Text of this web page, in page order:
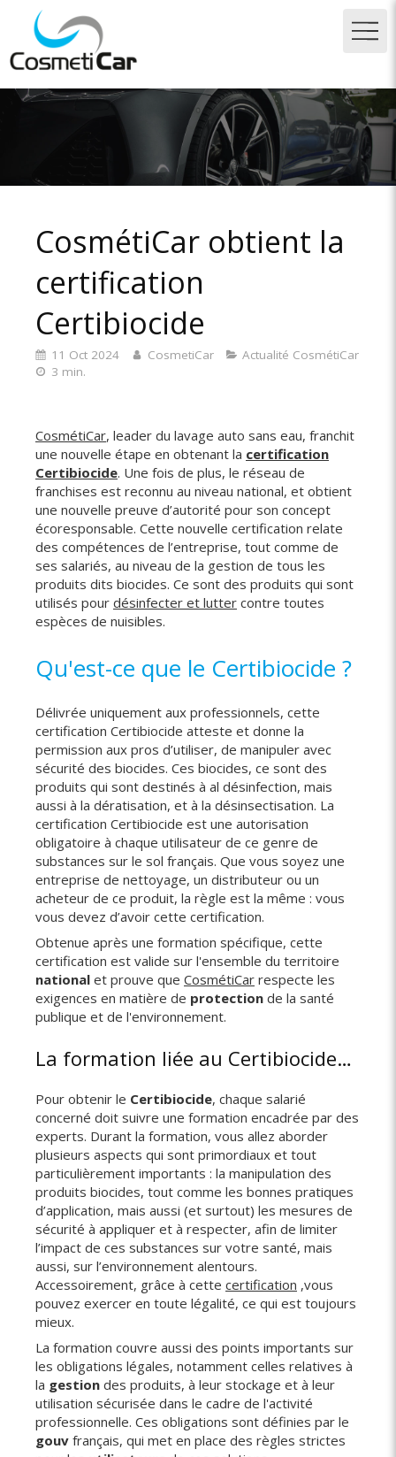
CosmétiCar obtient la
certification
Certibiocide
11 Oct 2024 CosmetiCar
Actualité CosmétiCar
3 min.
CosmétiCar, leader du lavage auto sans eau, franchit
une nouvelle étape en obtenant la certification
Certibiocide. Une fois de plus, le réseau de
franchises est reconnu au niveau national, et obtient
une nouvelle preuve d’autorité pour son concept
écoresponsable. Cette nouvelle certification relate
des compétences de l’entreprise, tout comme de
ses salariés, au niveau de la gestion de tous les
produits dits biocides. Ce sont des produits qui sont
utilisés pour désinfecter et lutter contre toutes
espèces de nuisibles.
Qu'est-ce que le Certibiocide ?
Délivrée uniquement aux professionnels, cette
certification Certibiocide atteste et donne la
permission aux pros d’utiliser, de manipuler avec
sécurité des biocides. Ces biocides, ce sont des
produits qui sont destinés à al désinfection, mais
aussi à la dératisation, et à la désinsectisation. La
certification Certibiocide est une autorisation
obligatoire à chaque utilisateur de ce genre de
substances sur le sol français. Que vous soyez une
entreprise de nettoyage, un distributeur ou un
acheteur de ce produit, la règle est la même : vous
vous devez d’avoir cette certification.
Obtenue après une formation spécifique, cette
certification est valide sur l'ensemble du territoire
national et prouve que CosmétiCar respecte les
exigences en matière de protection de la santé
publique et de l'environnement.
La formation liée au Certibiocide…
Pour obtenir le Certibiocide, chaque salarié
concerné doit suivre une formation encadrée par des
experts. Durant la formation, vous allez aborder
plusieurs aspects qui sont primordiaux et tout
particulièrement importants : la manipulation des
produits biocides, tout comme les bonnes pratiques
d’application, mais aussi (et surtout) les mesures de
sécurité à appliquer et à respecter, afin de limiter
l’impact de ces substances sur votre santé, mais
aussi, sur l’environnement alentours.
Accessoirement, grâce à cette certification ,vous
pouvez exercer en toute légalité, ce qui est toujours
mieux.
La formation couvre aussi des points importants sur
les obligations légales, notamment celles relatives à
la gestion des produits, à leur stockage et à leur
utilisation sécurisée dans le cadre de l'activité
professionnelle. Ces obligations sont définies par le
gouv français, qui met en place des règles strictes